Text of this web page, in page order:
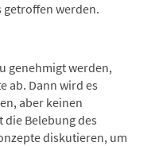
werden.
genehmigt werden,
ab. Dann wird es
aber keinen
die Belebung des
diskutieren, um